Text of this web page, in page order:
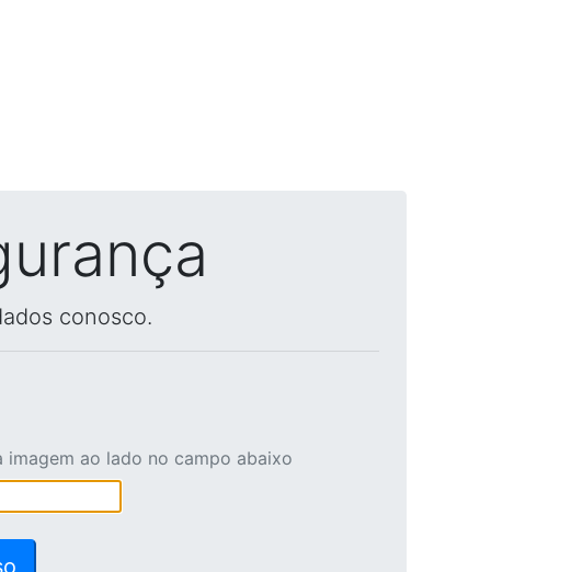
conosco.
imagem ao lado no campo abaixo